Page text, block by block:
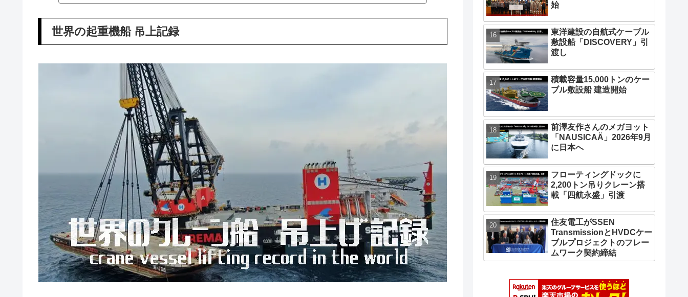
世界の起重機船 吊上記録
始
東洋建設の自航式ケーブル
敷設船「DISCOVERY」引
渡し
積載容量15,000トンのケー
ブル敷設船 建造開始
前澤友作さんのメガヨット
「NAUSICAÄ」2026年9月
に日本へ
フローティングドックに
2,200トン吊りクレーン搭
載「四航永盛」引渡
住友電工がSSEN
TransmissionとHVDCケー
ブルプロジェクトのフレー
ムワーク契約締結